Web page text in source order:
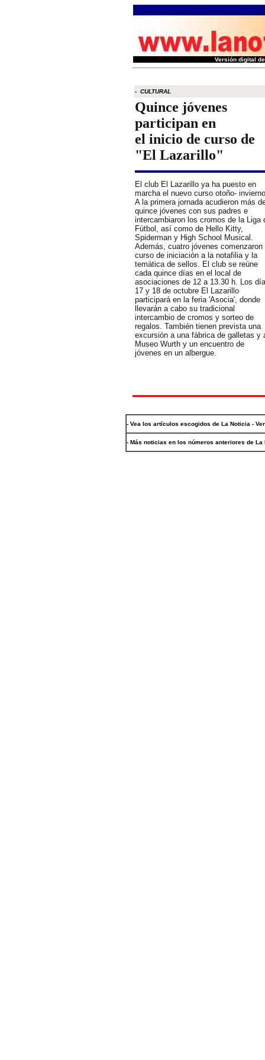
Versión digital
- CULTURAL
Quince jóvenes
participan en
el inicio de curso de
"El Lazarillo"
El club El Lazarillo ya ha puesto en
marcha el nuevo curso otoño-
A la primera jornada acudieron más
quince jóvenes con sus padres e
intercambiaron los cromos de la Liga
Fútbol, así como de Hello Kitty,
Spiderman y High School Musical.
Además, cuatro jóvenes comenzaron
curso de iniciación a la notafilia y la
temática de sellos. El club se reúne
cada quince días en el local de
asociaciones de 12 a 13.30 h. Los
17 y 18 de octubre El Lazarillo
participará en la feria 'Asocia', donde
llevarán a cabo su tradicional
intercambio de cromos y sorteo de
regalos. También tienen prevista una
excursión a una fábrica de galletas y
Museo Wurth y un encuentro de
jóvenes en un albergue.
- Vea los artículos escogidos de La Noticia -
- Más noticias en los números anteriores de La